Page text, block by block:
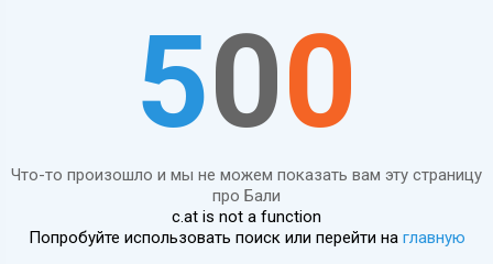
500
Что-то произошло и мы не можем показать вам эту страницу
про Бали
c.at is not a function
Попробуйте использовать поиск или перейти на главную